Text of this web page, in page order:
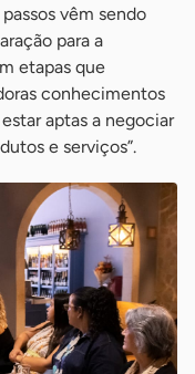
vêm sendo
para a
etapas que
conhecimentos
aptas a negociar
e serviços”.